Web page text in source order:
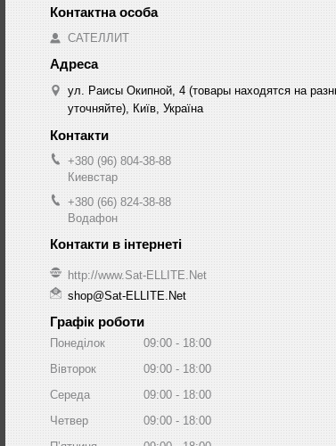
САТЕЛЛИТ
ул. Раисы Окипной, 4 (товары находятся на
уточняйте), Київ, Україна
+380 (96) 804-38-88
Киевстар
+380 (66) 824-38-88
Водафон
http://www.Sat-ELLITE.Net
shop@Sat-ELLITE.Net
Графік роботи
Понеділок 09:00
18:00
Вівторок
09:00
18:00
Середа
09:00
18:00
Четвер
09:00
18:00